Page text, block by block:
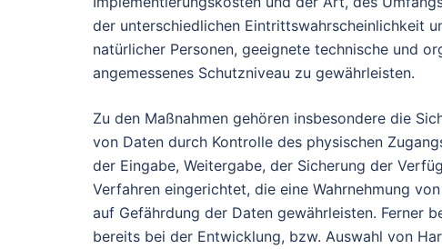
der unterschiedlichen Eintrittswahrscheinlichkeit
natürlicher Personen, geeignete technische und
angemessenes Schutzniveau zu gewährleisten.
Zu den Maßnahmen gehören insbesondere die
von Daten durch Kontrolle des physischen
der Eingabe, Weitergabe, der Sicherung der
Verfahren eingerichtet, die eine Wahrnehmung
auf Gefährdung der Daten gewährleisten. Ferner
bereits bei der Entwicklung, bzw. Auswahl von